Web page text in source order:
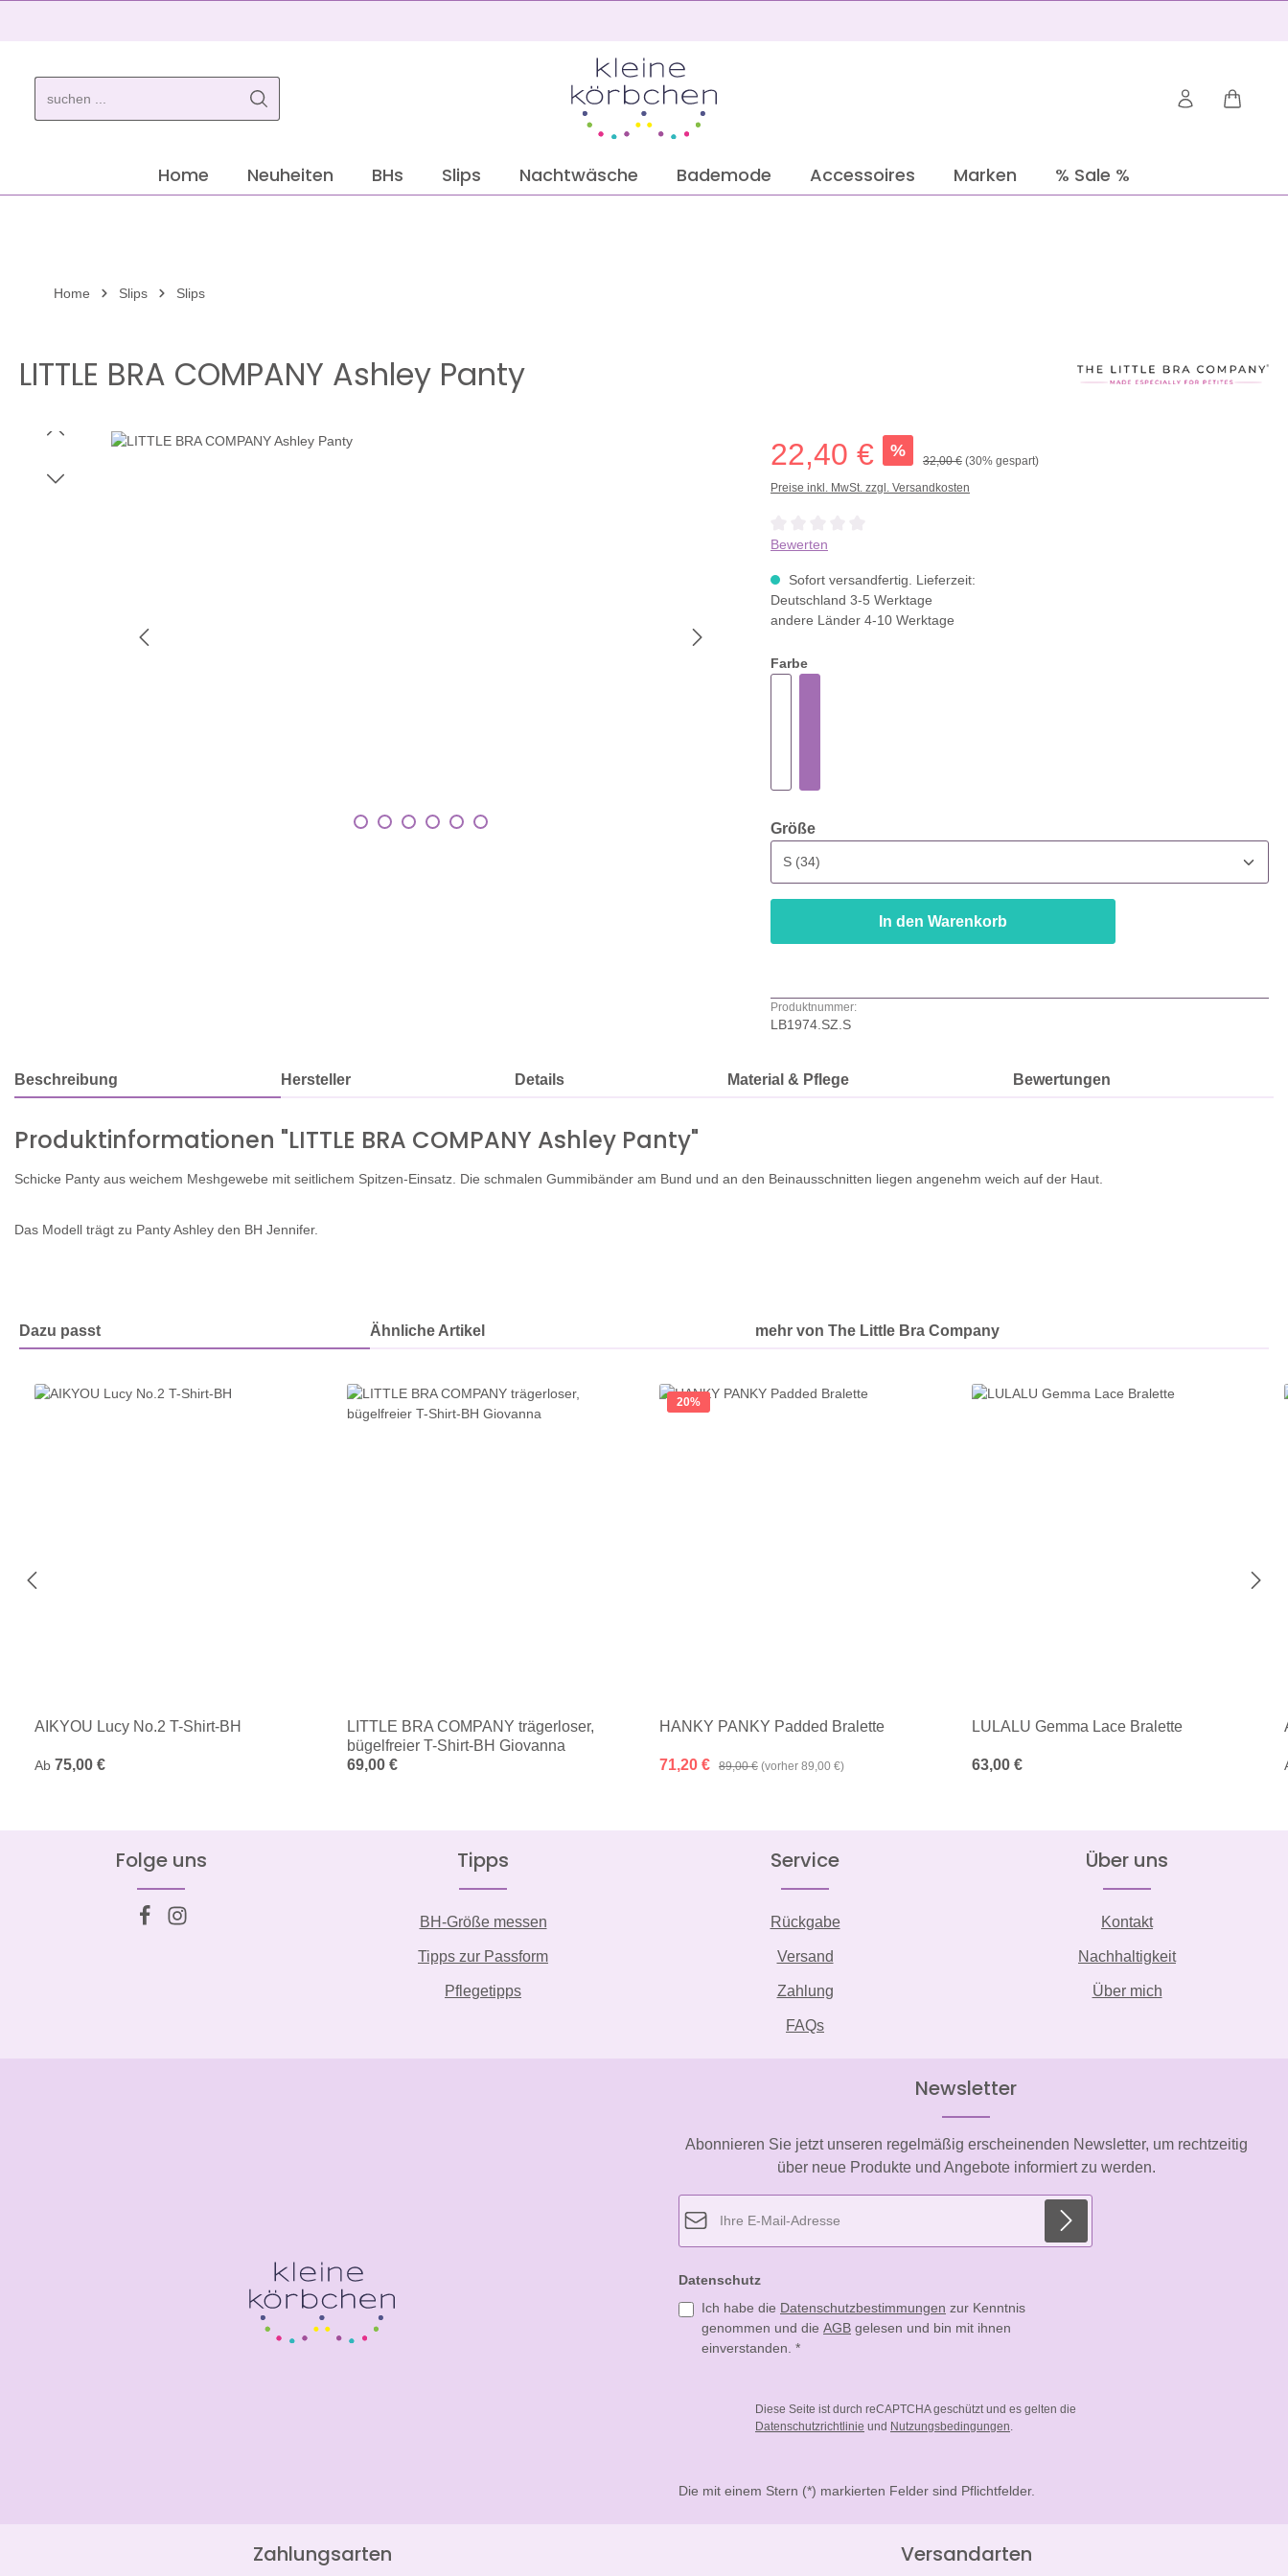
Home Neuheiten BHs Slips Nachtwäsche Bademode Accessoires Marken % Sale %
Home Slips Slips
LITTLE BRA COMPANY Ashley Panty
Bildergalerie überspringen 22,40 € %
32,00 € (30% gespart)
Preise inkl. MwSt. zzgl. Versandkosten
Durchschnittliche Bewertung von 0 von 5 Sternen
Bewerten
Sofort versandfertig. Lieferzeit:
Deutschland 3-5 Werktage
andere Länder 4-10 Werktage
Farbe
Größeauswählen
In den Warenkorb
Produktnummer:
LB1974.SZ.S
Beschreibung Hersteller Details Material & Pflege Bewertungen
Produktinformationen "LITTLE BRA COMPANY Ashley Panty"
Schicke Panty aus weichem Meshgewebe mit seitlichem Spitzen-Einsatz. Die schmalen Gummibänder am Bund und an den Beinausschnitten liegen angenehm weich auf der Haut.
Das Modell trägt zu Panty Ashley den BH Jennifer.
Dazu passt Ähnliche Artikel mehr von The Little Bra Company
AIKYOU Lucy No.2 T-Shirt-BH
Regulärer Preis:
Ab 75,00 €
LITTLE BRA COMPANY trägerloser,
bügelfreier T-Shirt-BH Giovanna
Regulärer Preis:
69,00 €
20%
HANKY PANKY Padded Bralette
Verkaufspreis:
71,20 € Regulärer Preis:
89,00 € (vorher 89,00 €)
LULALU Gemma Lace Bralette
Regulärer Preis:
63,00 €
Folge uns Tipps
BH-Größe messen
Tipps zur Passform
Pflegetipps
Service
Rückgabe
Versand
Zahlung
FAQs
Über uns
Kontakt
Nachhaltigkeit
Über mich
Newsletter
Abonnieren Sie jetzt unseren regelmäßig erscheinenden Newsletter, um rechtzeitig
über neue Produkte und Angebote informiert zu werden.
Datenschutz
Ich habe die Datenschutzbestimmungen zur Kenntnis
genommen und die AGB gelesen und bin mit ihnen
einverstanden. *
Diese Seite ist durch reCAPTCHA geschützt und es gelten die
Datenschutzrichtlinie und Nutzungsbedingungen
Die mit einem Stern (*) markierten Felder sind Pflichtfelder.
Zahlungsarten Versandarten